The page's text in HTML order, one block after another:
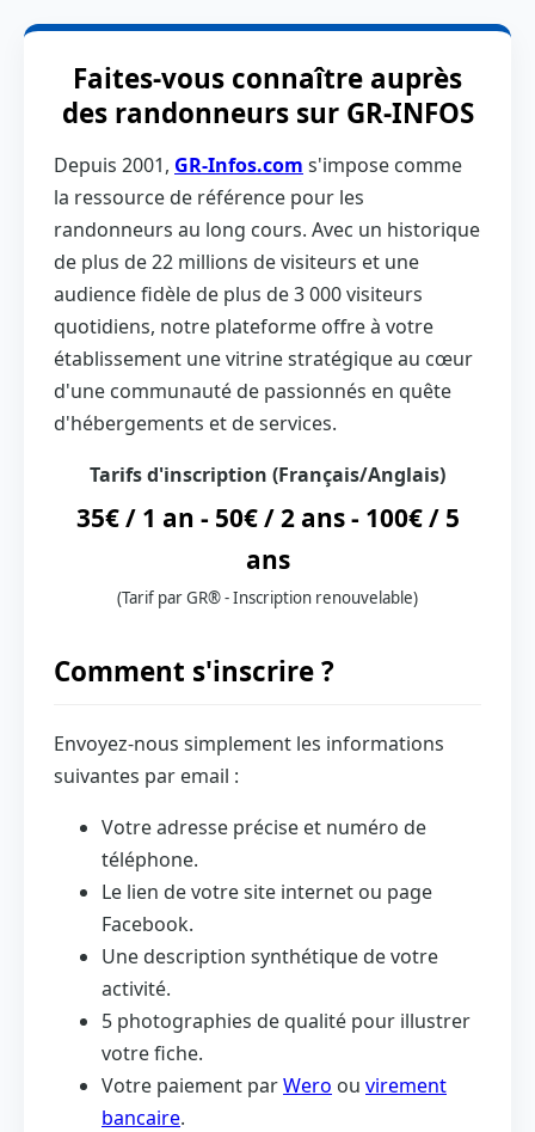
Faites-vous connaître auprès
des randonneurs sur GR-INFOS
Depuis 2001, GR-Infos.com s'impose comme
la ressource de référence pour les
randonneurs au long cours. Avec un historique
de plus de 22 millions de visiteurs et une
audience fidèle de plus de 3 000 visiteurs
quotidiens, notre plateforme offre à votre
établissement une vitrine stratégique au cœur
d'une communauté de passionnés en quête
d'hébergements et de services.
Tarifs d'inscription (Français/Anglais)
35€ / 1 an - 50€ / 2 ans - 100€ / 5
ans
(Tarif par GR® - Inscription renouvelable)
Comment s'inscrire ?
Envoyez-nous simplement les informations
suivantes par email :
Votre adresse précise et numéro de
téléphone.
Le lien de votre site internet ou page
Facebook.
Une description synthétique de votre
activité.
5 photographies de qualité pour illustrer
votre fiche.
Votre paiement parWero ou virement
bancaire.